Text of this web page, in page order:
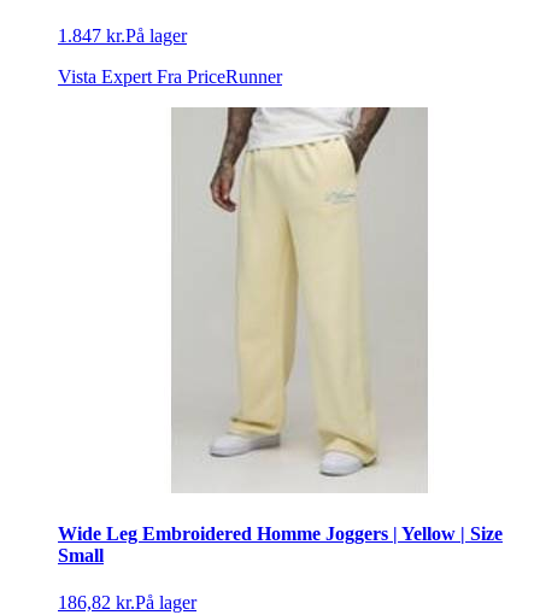
1.847 kr.På lager
Vista Expert Fra PriceRunner
Wide Leg Embroidered Homme Joggers | Yellow | Size
Small
186,82 kr.På lager